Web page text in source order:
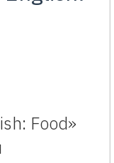
Food»